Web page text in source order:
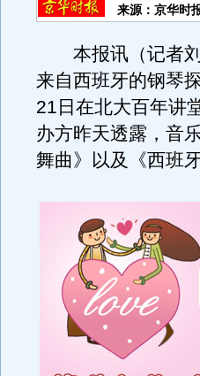
来源：京华时
本报讯（记者刘
来自西班牙的钢琴
21日在北大百年讲
办方昨天透露，音
舞曲》以及《西班